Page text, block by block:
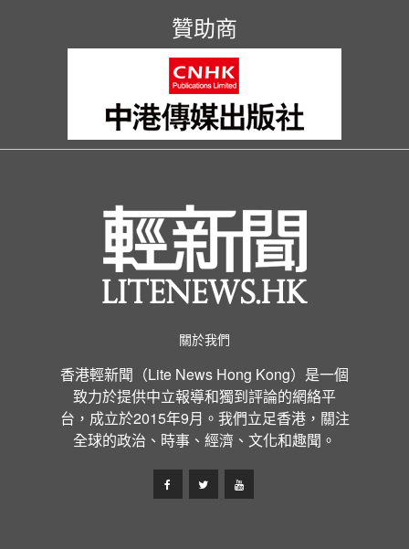
贊助商
關於我們
香港輕新聞（Lite News Hong Kong）是一個
致力於提供中立報導和獨到評論的網絡平
台，成立於2015年9月。我們立足香港，關注
全球的政治、時事、經濟、文化和趣聞。